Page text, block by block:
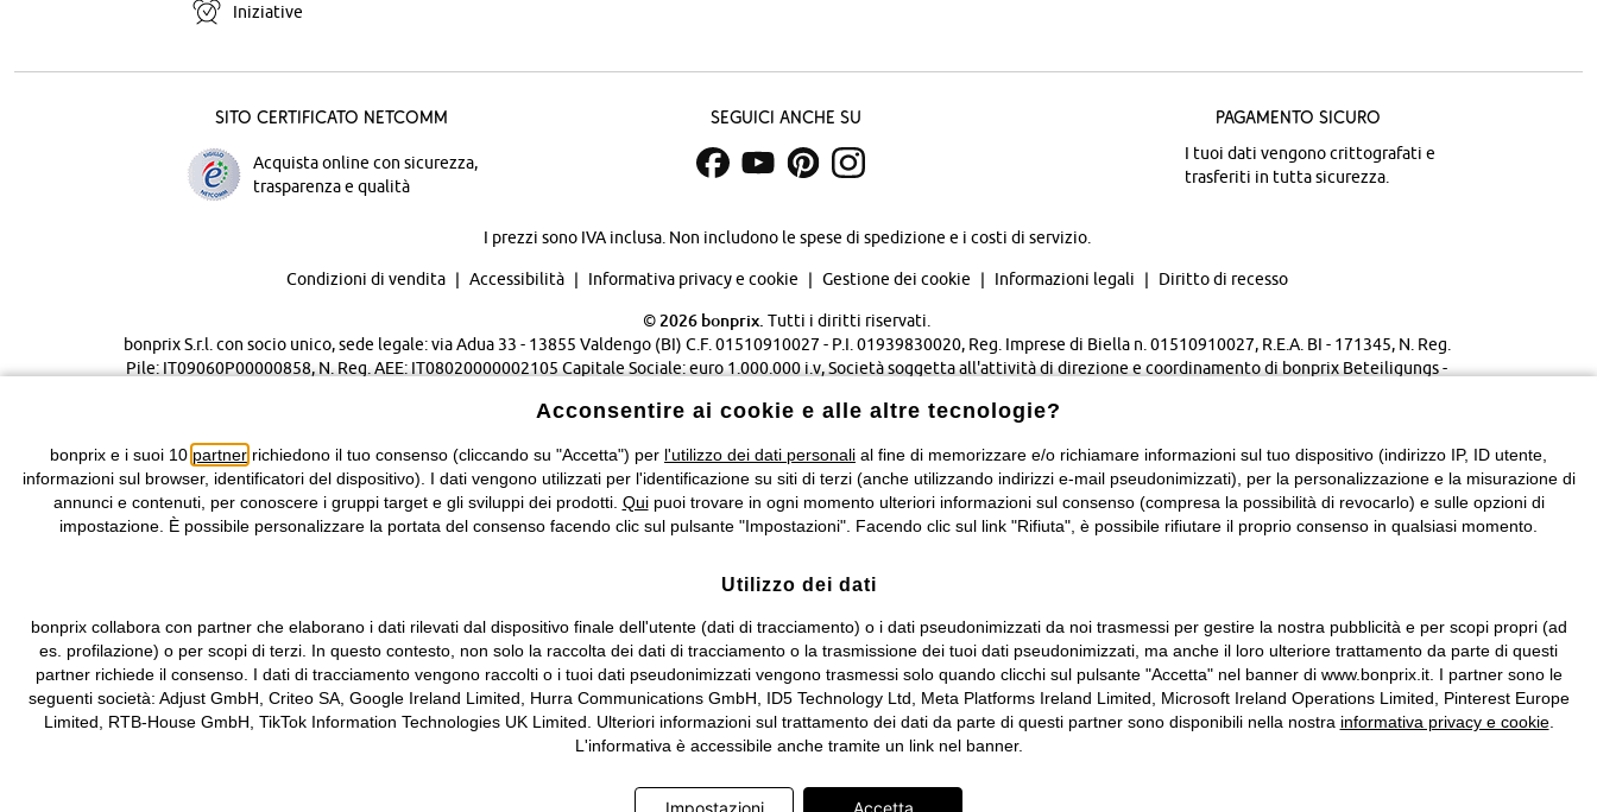
Iniziative
Sito certificato Netcomm
Acquista online con sicurezza,
trasparenza e qualità
Seguici anche su Pagamento sicuro
I tuoi dati vengono crittografati e
trasferiti in tutta sicurezza.
I prezzi sono IVA inclusa. Non includono le spese di spedizione e i costi di servizio.
Condizioni di vendita Accessibilità Informativa privacy e cookie Gestione dei cookie Informazioni legali Diritto di recesso
© 2026 bonprix. Tutti i diritti riservati.
bonprix S.r.l. con socio unico, sede legale: via Adua 33 - 13855 Valdengo (BI) C.F. 01510910027 - P.I. 01939830020, Reg. Imprese di Biella n. 01510910027, R.E.A. BI - 171345, N. Reg.
Pile: IT09060P00000858, N. Reg. AEE: IT08020000002105 Capitale Sociale: euro 1.000.000 i.v, Società soggetta all'attività di direzione e coordinamento di bonprix Beteiligungs -
Acconsentire ai cookie e alle altre tecnologie?
bonprix e i suoi 10 partner richiedono il tuo consenso (cliccando su "Accetta") per l'utilizzo dei dati personali al fine di memorizzare e/o richiamare informazioni sul tuo dispositivo (indirizzo IP, ID utente,
informazioni sul browser, identificatori del dispositivo). I dati vengono utilizzati per l'identificazione su siti di terzi (anche utilizzando indirizzi e-mail pseudonimizzati), per la personalizzazione e la misurazione di
annunci e contenuti, per conoscere i gruppi target e gli sviluppi dei prodotti. Quipuoi trovare in ogni momento ulteriori informazioni sul consenso (compresa la possibilità di revocarlo) e sulle opzioni di
impostazione. È possibile personalizzare la portata del consenso facendo clic sul pulsante "Impostazioni". Facendo clic sul link "Rifiuta", è possibile rifiutare il proprio consenso in qualsiasi momento.
Utilizzo dei dati
bonprix collabora con partner che elaborano i dati rilevati dal dispositivo finale dell'utente (dati di tracciamento) o i dati pseudonimizzati da noi trasmessi per gestire la nostra pubblicità e per scopi propri (ad
es. profilazione) o per scopi di terzi. In questo contesto, non solo la raccolta dei dati di tracciamento o la trasmissione dei tuoi dati pseudonimizzati, ma anche il loro ulteriore trattamento da parte di questi
partner richiede il consenso. I dati di tracciamento vengono raccolti o i tuoi dati pseudonimizzati vengono trasmessi solo quando clicchi sul pulsante "Accetta" nel banner di www.bonprix.it. I partner sono le
seguenti società: Adjust GmbH, Criteo SA, Google Ireland Limited, Hurra Communications GmbH, ID5 Technology Ltd, Meta Platforms Ireland Limited, Microsoft Ireland Operations Limited, Pinterest Europe
Limited, RTB-House GmbH, TikTok Information Technologies UK Limited. Ulteriori informazioni sul trattamento dei dati da parte di questi partner sono disponibili nella nostra informativa privacy e cookie.
L'informativa è accessibile anche tramite un link nel banner.
Impostazioni Accetta